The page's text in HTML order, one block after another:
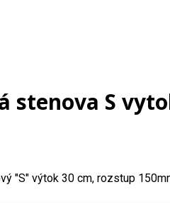
stenova S
"S" výtok 30 cm, rozstup